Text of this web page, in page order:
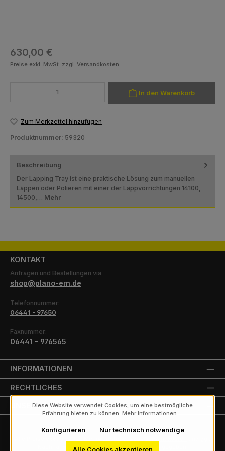
Regulärer Preis:
630,00 €
Preise exkl. MwSt. zzgl. Versandkosten
In den Warenkorb
Zum Merkzettel hinzufügen
Produktnummer: 59320
Beschreibung
Der Lapping Tray ist eine praktische Lösung zum manuellen
Läppen oder Polieren mit einer der Läppvorrichtungen 14100,
14500,… Mehr
KONTAKT
Anfragen und Bestellungen via
shop@plano-em.de
Telefonnummer:
06441 - 97650
Faxnummer:
06441 - 976565
INFORMATIONEN
RECHTLICHES
UNSERE PARTNER
Nachnahmegebühren, wenn nicht anders angegeben.
Diese Website verwendet Cookies, um eine bestmögliche
Erfahrung bieten zu können. Mehr Informationen ...
Nur technisch notwendige
Konfigurieren